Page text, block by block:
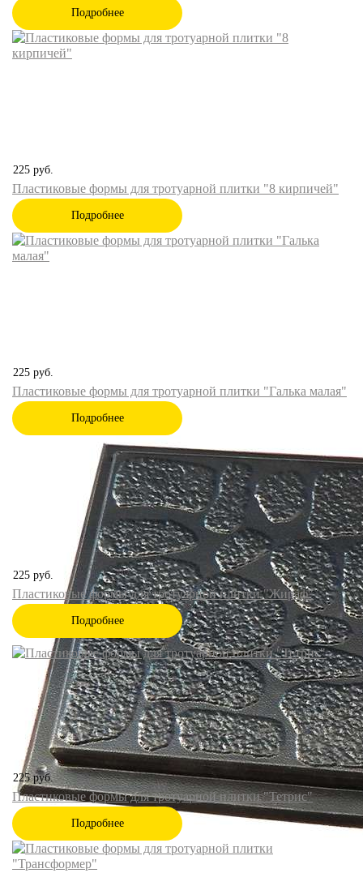
Подробнее
225 руб.
Пластиковые формы для тротуарной плитки "8 кирпичей"
Подробнее
225 руб.
Пластиковые формы для тротуарной плитки "Галька малая"
Подробнее
225 руб.
Пластиковые формы для тротуарной плитки "Жираф"
Подробнее
225 руб.
Пластиковые формы для тротуарной плитки "Тетрис"
Подробнее